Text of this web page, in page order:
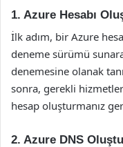
1. Azure Hesabı
İlk adım, bir Azure
deneme sürümü
denemesine olanak
sonra, gerekli
hesap oluşturmanız
2. Azure DNS